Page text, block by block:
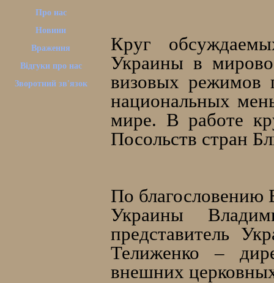
Про нас
Новини
Враження
Відгуки про нас
Зворотний зв'язок
Круг
Украины в
визовых режимов
национальных
мире. В работе
Посольств стран
По благословению
Украины
представитель
Телиженко –
внешних